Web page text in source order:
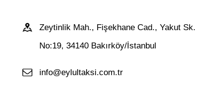
Zeytinlik Mah., Fişekhane Cad., Yakut Sk.
No:19, 34140 Bakırköy/İstanbul
info@eylultaksi.com.tr